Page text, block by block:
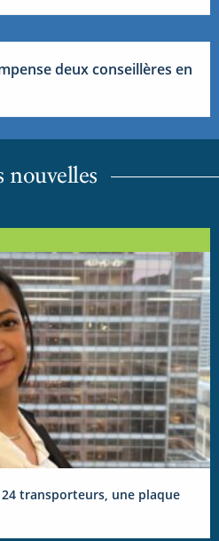
deux conseillères en
nouvelles
transporteurs, une plaque